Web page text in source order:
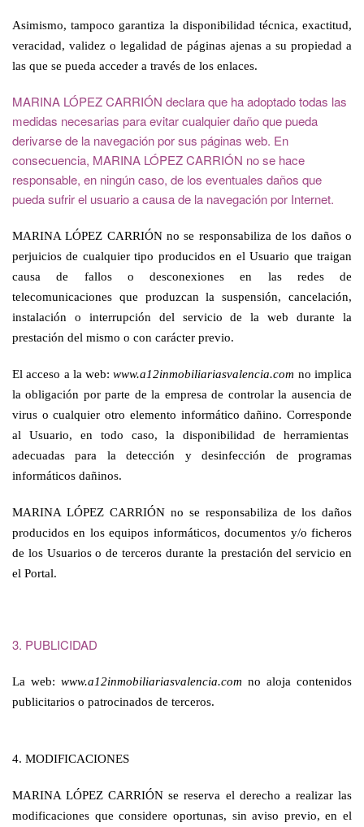
Asimismo, tampoco garantiza la disponibilidad técnica, exactitud,
veracidad, validez o legalidad de páginas ajenas a su propiedad a
las que se pueda acceder a través de los enlaces.
MARINA LÓPEZ CARRIÓN declara que ha adoptado todas las
medidas necesarias para evitar cualquier daño que pueda
derivarse de la navegación por sus páginas web. En
consecuencia, MARINA LÓPEZ CARRIÓN no se hace
responsable, en ningún caso, de los eventuales daños que
pueda sufrir el usuario a causa de la navegación por Internet.
MARINA LÓPEZ CARRIÓN no se responsabiliza de los daños o
perjuicios de cualquier tipo producidos en el Usuario que traigan
causa de fallos o desconexiones en las redes de
telecomunicaciones que produzcan la suspensión, cancelación,
instalación o interrupción del servicio de la web durante la
prestación del mismo o con carácter previo.
El acceso a la web:www.a12inmobiliariasvalencia.com no implica
la obligación por parte de la empresa de controlar la ausencia de
virus o cualquier otro elemento informático dañino. Corresponde
al Usuario, en todo caso, la disponibilidad de herramientas
adecuadas para la detección y desinfección de programas
informáticos dañinos.
MARINA LÓPEZ CARRIÓN no se responsabiliza de los daños
producidos en los equipos informáticos, documentos y/o ficheros
de los Usuarios o de terceros durante la prestación del servicio en
el Portal.
3. PUBLICIDAD
La web: www.a12inmobiliariasvalencia.com no aloja contenidos
publicitarios o patrocinados de terceros.
4. MODIFICACIONES
MARINA LÓPEZ CARRIÓN se reserva el derecho a realizar las
modificaciones que considere oportunas, sin aviso previo, en el